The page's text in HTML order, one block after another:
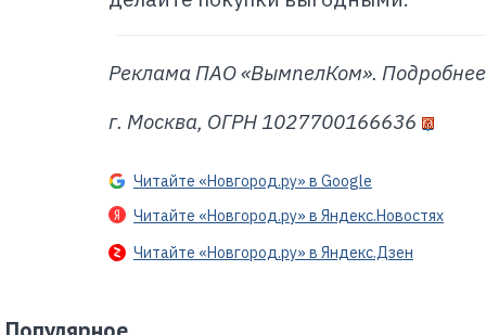
Реклама ПАО «ВымпелКом».
г. Москва, ОГРН 1027700166636
Читайте «Новгород.ру» в Google
Читайте «Новгород.ру» в Яндекс.Новостях
Читайте «Новгород.ру» в Яндекс.Дзен